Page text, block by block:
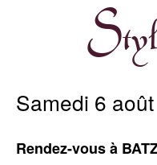
Samedi 6
Rendez-vous à